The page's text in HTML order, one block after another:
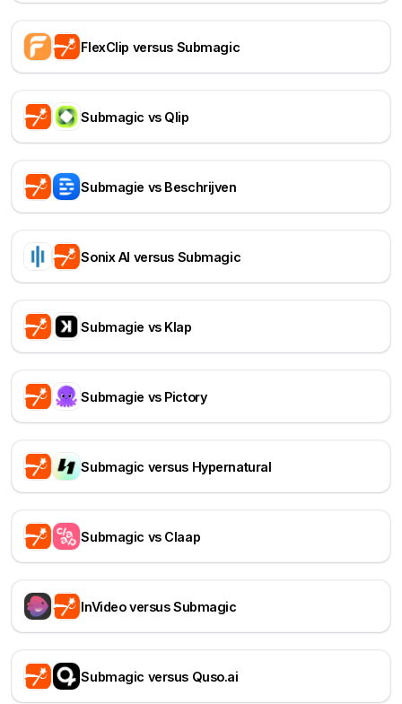
FlexClip versus Submagic
Submagic vs Qlip
Submagie vs Beschrijven
Sonix AI versus Submagic
Submagie vs Klap
Submagie vs Pictory
Submagic versus Hypernatural
Submagic vs Claap
InVideo versus Submagic
Submagic versus Quso.ai